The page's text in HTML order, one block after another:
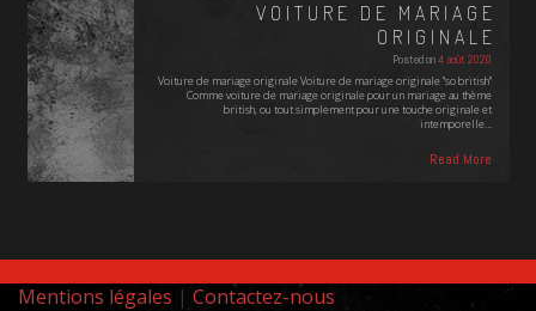
VOITURE DE MARIAGE
ORIGINALE
Posted on4 août 2020
Voiture de mariage originale Voiture de mariage originale "so british"
Comme voiture de mariage originale pour un mariage au thème
british, ou tout simplement pour une touche originale et
intemporelle…
Read More
Mentions légales | Contactez-nous